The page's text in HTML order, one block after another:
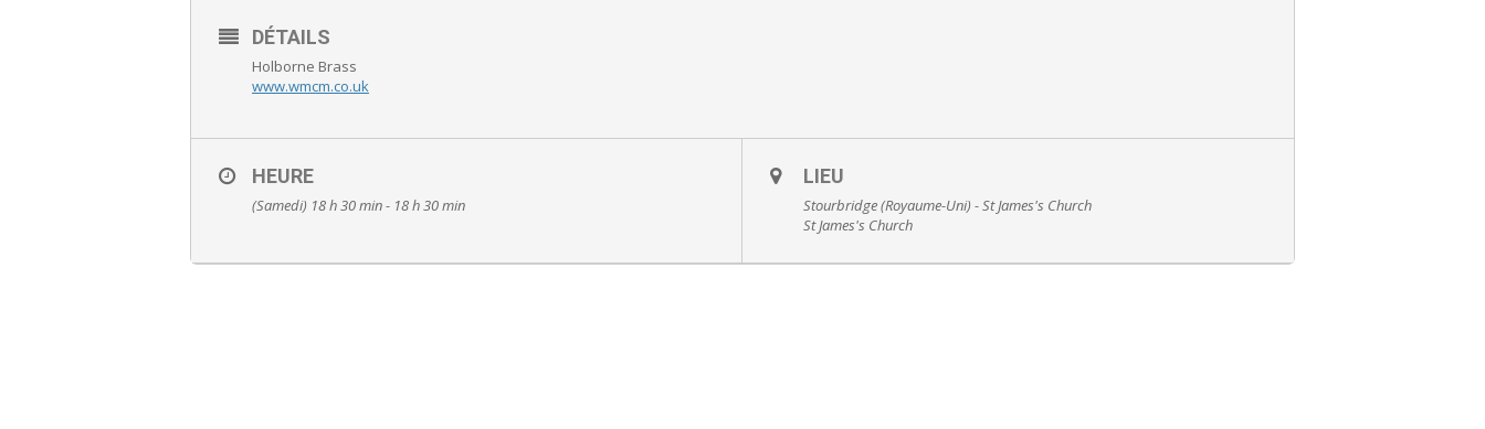
DÉTAILS
Holborne Brass
www.wmcm.co.uk
HEURE
(Samedi) 18 h 30 min - 18 h 30 min
LIEU
Stourbridge (Royaume-Uni) - St James's Church
St James's Church